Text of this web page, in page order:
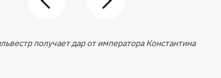
получает дар от императора Константина